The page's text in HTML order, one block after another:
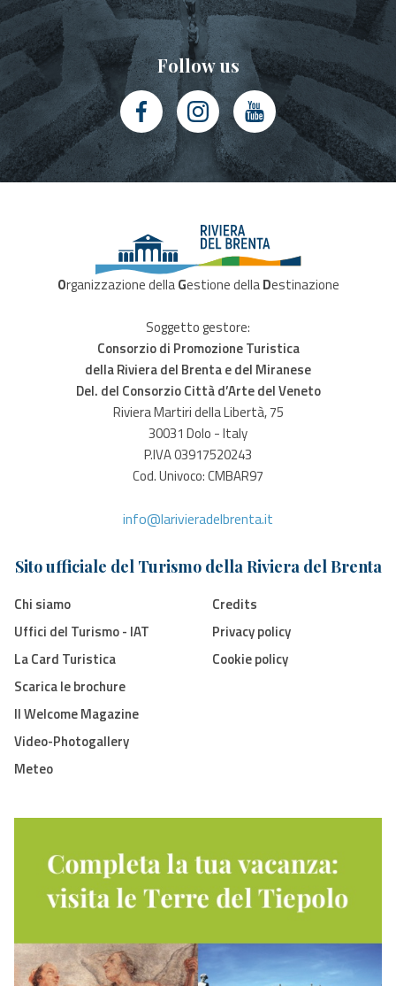
Follow us
Organizzazione dellaGestione dellaDestinazione
Soggetto gestore:
Consorzio di Promozione Turistica
della Riviera del Brenta e del Miranese
Del. del Consorzio Città d’Arte del Veneto
Riviera Martiri della Libertà, 75
30031 Dolo - Italy
P.IVA 03917520243
Cod. Univoco: CMBAR97
info@larivieradelbrenta.it
Sito ufficiale del Turismo della Riviera del Brenta
Chi siamo
Uffici del Turismo - IAT
La Card Turistica
Scarica le brochure
Il Welcome Magazine
Video-Photogallery
Meteo
Credits
Privacy policy
Cookie policy